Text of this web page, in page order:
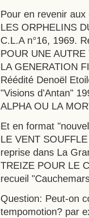
Pour en revenir
LES ORPHELINS
C.L.A n°16, 1969.
POUR UNE
LA GENERATION
Réédité Denoël
"Visions d'Antan"
ALPHA OU LA
Et en format
LE VENT
reprise dans La
TREIZE POUR LE
recueil
Question: Peut-on
tempomotion? par